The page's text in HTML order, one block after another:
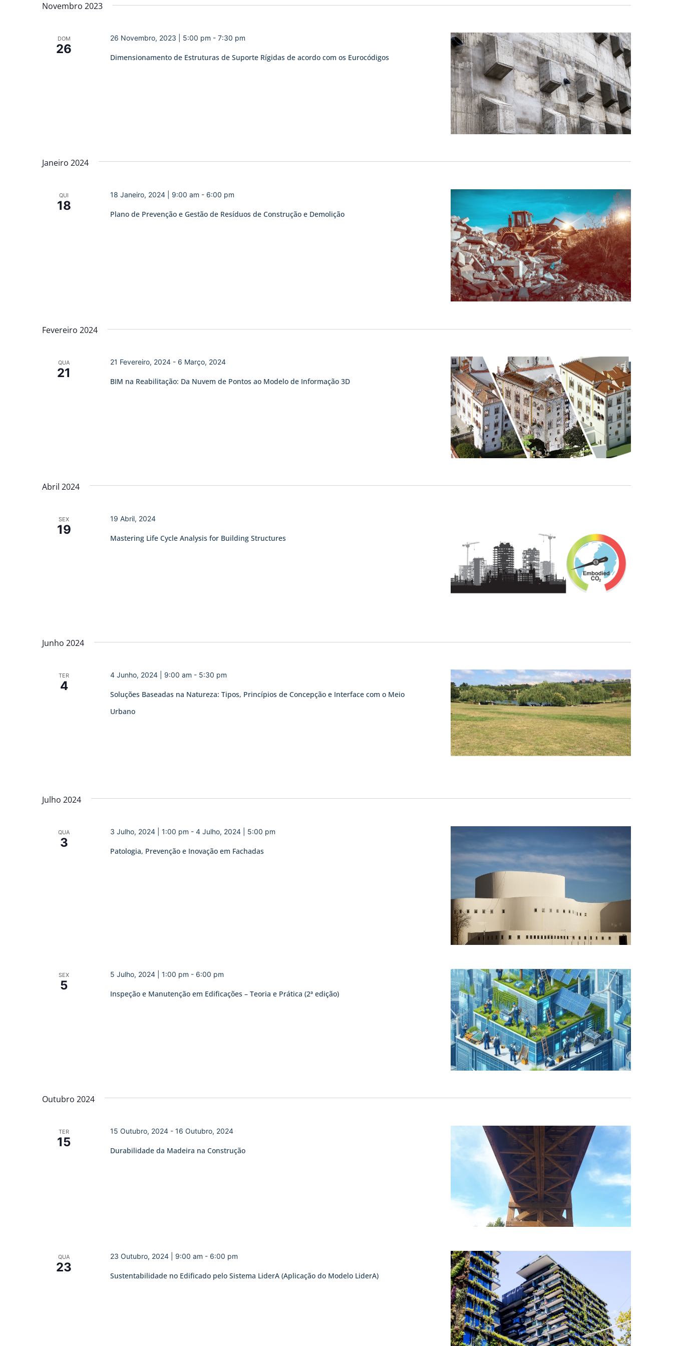
Eventos
Novembro 2023
DOM
26
Dimensionamento de Estruturas de Suporte Rígidas de acordo com os Eurocódigos
26 Novembro, 2023 | 5:00 pm - 7:30 pm
Janeiro 2024
QUI
18
Plano de Prevenção e Gestão de Resíduos de Construção e Demolição
18 Janeiro, 2024 | 9:00 am - 6:00 pm
Fevereiro 2024
QUA
21
BIM na Reabilitação: Da Nuvem de Pontos ao Modelo de Informação 3D
21 Fevereiro, 2024- 6 Março, 2024
Abril 2024
SEX
19
Mastering Life Cycle Analysis for Building Structures
19 Abril, 2024
Junho 2024
TER
4
Soluções Baseadas na Natureza: Tipos, Princípios de Concepção e Interface com o Meio
Urbano
4 Junho, 2024 | 9:00 am - 5:30 pm
Julho 2024
QUA
3
Patologia, Prevenção e Inovação em Fachadas
3 Julho, 2024 | 1:00 pm - 4 Julho, 2024 | 5:00 pm
SEX
5
Inspeção e Manutenção em Edificações – Teoria e Prática (2ª edição)
5 Julho, 2024 | 1:00 pm - 6:00 pm
Outubro 2024
TER
15
Durabilidade da Madeira na Construção
15 Outubro, 2024- 16 Outubro, 2024
QUA
23
Sustentabilidade no Edificado pelo Sistema LiderA (Aplicação do Modelo LiderA)
23 Outubro, 2024 | 9:00 am - 6:00 pm